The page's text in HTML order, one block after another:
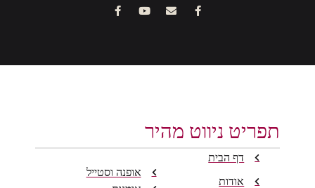
תפריט ניווט מהיר
דף הבית
אודות
אופנה וסטייל